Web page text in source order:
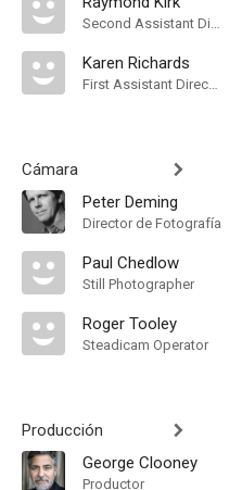
Second Assistant Director
Karen Richards
First Assistant Director
Cámara
Peter Deming
Director de Fotografía
Paul Chedlow
Still Photographer
Roger Tooley
Steadicam Operator
Producción
George Clooney
Productor